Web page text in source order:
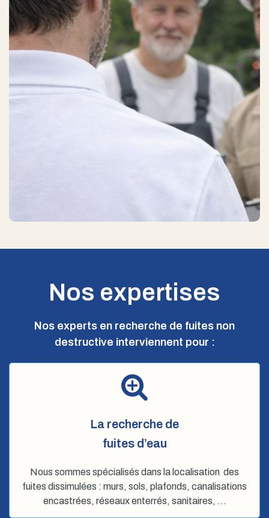
Nos expertises
Nos experts en recherche de fuites non
destructive interviennent pour :
La recherche de
fuites d’eau
Nous sommes spécialisés dans la localisation des
fuites dissimulées : murs, sols, plafonds, canalisations
encastrées, réseaux enterrés, sanitaires, …